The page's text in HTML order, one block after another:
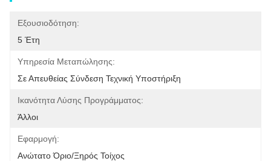
Εξουσιοδότηση:
5 Έτη
Υπηρεσία Μεταπώλησης:
Σε Απευθείας Σύνδεση Τεχνική Υποστήριξη
Ικανότητα Λύσης Προγράμματος:
Άλλοι
Εφαρμογή:
Ανώτατο Όριο/ξηρός Τοίχος